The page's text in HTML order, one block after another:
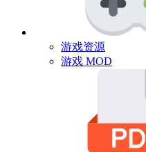
游戏资源
游戏 MOD